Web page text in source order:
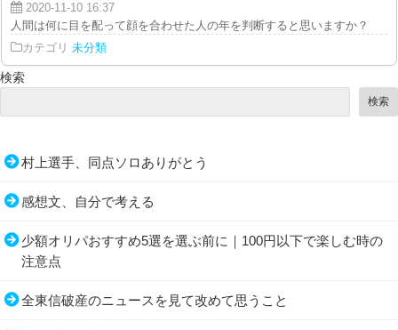
2020-11-10 16:37
人間は何に目を配って顔を合わせた人の年を判断すると思いますか？現実
カテゴリ 未分類
検索
検索
村上選手、同点ソロありがとう
感想文、自分で考える
少額オリパおすすめ5選を選ぶ前に｜100円以下で楽しむ時の
注意点
全東信破産のニュースを見て改めて思うこと